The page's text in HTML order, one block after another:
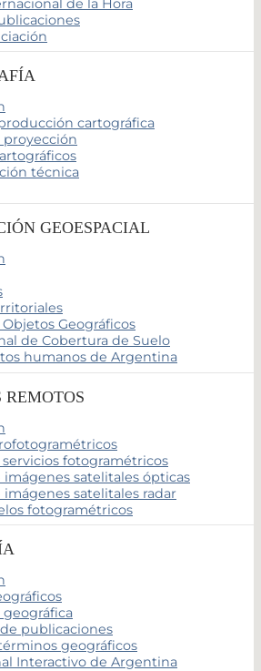
de la Hora
cartográfica
proyección
técnica
GEOESPACIAL
Geográficos
de Cobertura de Suelo
humanos de Argentina
REMOTOS
fotogramétricos
imágenes satelitales ópticas
imágenes satelitales radar
fotogramétricos
publicaciones
geográficos
Interactivo de Argentina